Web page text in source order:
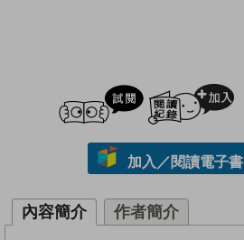
試閲
加入／閱讀電子書
內容簡介 作者簡介